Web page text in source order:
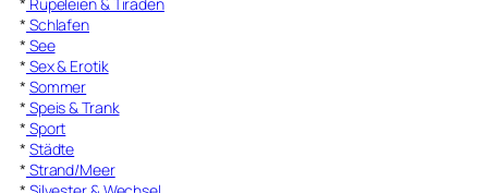
* Schlafen
* See
* Sex & Erotik
* Sommer
* Speis & Trank
* Sport
* Städte
* Strand/Meer